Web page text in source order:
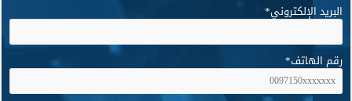
البريد الإلكتروني*
رقم الهاتف*